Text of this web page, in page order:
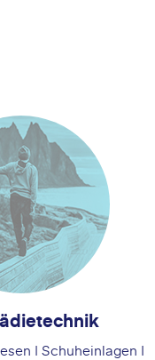
| Schuheinlagen I